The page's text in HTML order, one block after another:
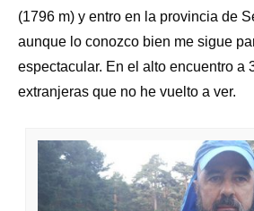
(1796 m) y entro en la provincia de
aunque lo conozco bien me sigue
espectacular. En el alto encuentro a
extranjeras que no he vuelto a ver.